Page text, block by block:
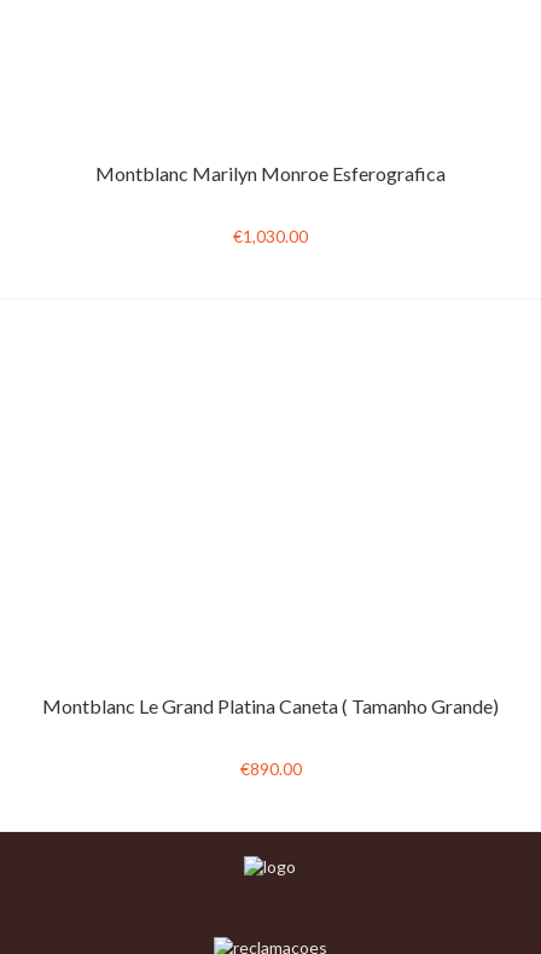
Montblanc Marilyn Monroe Esferografica
€1,030.00
Montblanc Le Grand Platina Caneta ( Tamanho Grande)
€890.00